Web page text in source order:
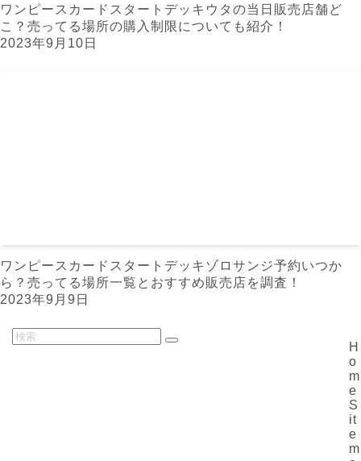
ワンピースカードスタートデッキウタの当日販売店舗ど
こ？売ってる場所の購入制限についても紹介！
2023年9月10日
ワンピースカードスタートデッキゾロサンジ予約いつか
ら？売ってる場所一覧とおすすめ販売店を調査！
2023年9月9日
H
o
m
e
S
it
e
m